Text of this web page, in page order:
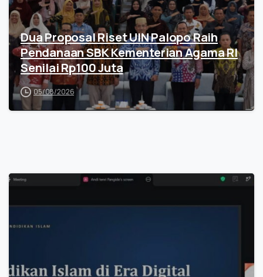
Dua Proposal Riset UIN Palopo Raih
Pendanaan SBK Kementerian Agama RI
Senilai Rp100 Juta
05/08/2026